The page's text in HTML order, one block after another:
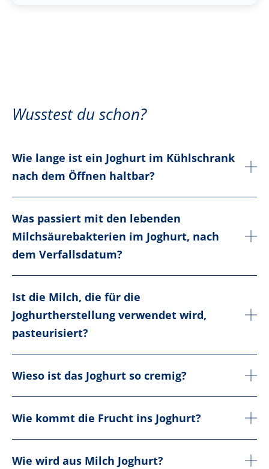
Wusstest du schon?
Wie lange ist ein Joghurt im Kühlschrank
nach dem Öffnen haltbar?
Was passiert mit den lebenden
Milchsäurebakterien im Joghurt, nach
dem Verfallsdatum?
Ist die Milch, die für die
Joghurtherstellung verwendet wird,
pasteurisiert?
Wieso ist das Joghurt so cremig?
Wie kommt die Frucht ins Joghurt?
Wie wird aus Milch Joghurt?